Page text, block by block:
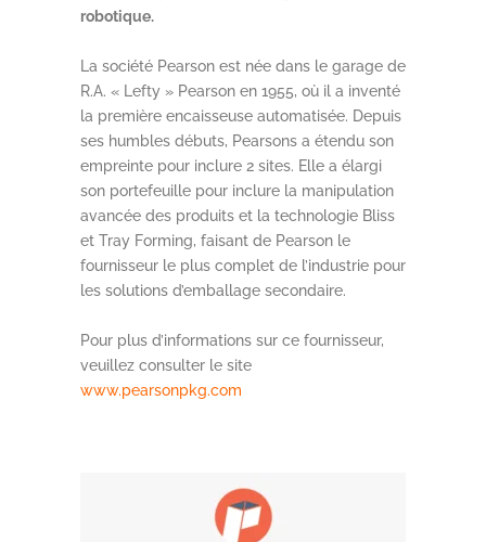
robotique.
La société Pearson est née dans le garage de
R.A. « Lefty » Pearson en 1955, où il a inventé
la première encaisseuse automatisée. Depuis
ses humbles débuts, Pearsons a étendu son
empreinte pour inclure 2 sites. Elle a élargi
son portefeuille pour inclure la manipulation
avancée des produits et la technologie Bliss
et Tray Forming, faisant de Pearson le
fournisseur le plus complet de l’industrie pour
les solutions d’emballage secondaire.
Pour plus d’informations sur ce fournisseur,
veuillez consulter le site
www.pearsonpkg.com